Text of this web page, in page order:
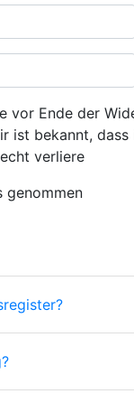
vor Ende der
ist bekannt, dass
verliere
genommen